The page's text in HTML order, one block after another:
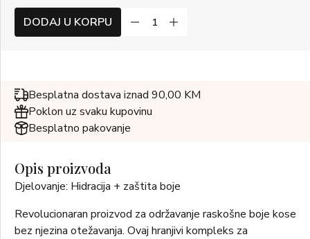
DODAJ U KORPU
Besplatna dostava iznad 90,00 KM
Poklon uz svaku kupovinu
Besplatno pakovanje
Opis proizvoda
Djelovanje: Hidracija + zaštita boje
Revolucionaran proizvod za održavanje raskošne boje kose
bez njezina otežavanja. Ovaj hranjivi kompleks za